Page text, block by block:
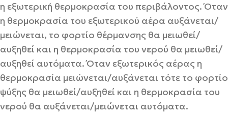
η εξωτερική θερμοκρασία του περιβάλοντος. Όταν
η θερμοκρασία του εξωτερικού αέρα αυξάνεται/
μειώνεται, το φορτίο θέρμανσης θα μειωθεί/
αυξηθεί και η θερμοκρασία του νερού θα μειωθεί/
αυξηθεί αυτόματα. Όταν εξωτερικός αέρας η
θερμοκρασία μειώνεται/αυξάνεται τότε το φορτίο
ψύξης θα μειωθεί/αυξηθεί και η θερμοκρασία του
νερού θα αυξάνεται/μειώνεται αυτόματα.